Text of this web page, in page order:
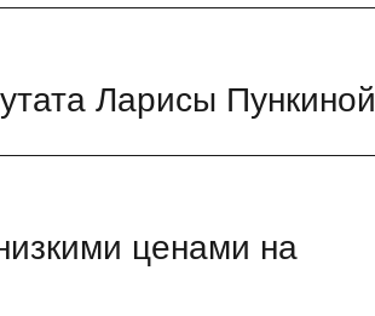
Ларисы Пункиной
ценами на